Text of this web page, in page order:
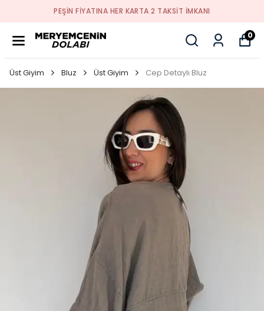
PEŞİN FİYATINA HER KARTA 2 TAKSİT İMKANI
0
Üst Giyim Bluz Üst Giyim Cep Detaylı Bluz